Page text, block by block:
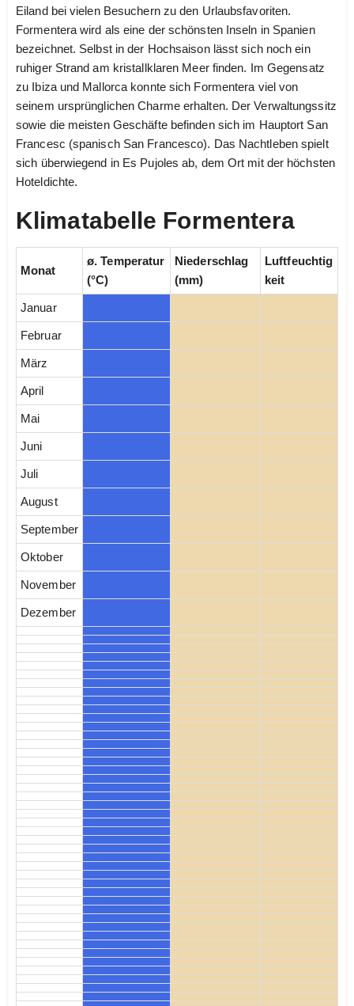
Eiland bei vielen Besuchern zu den Urlaubsfavoriten.
Formentera wird als eine der schönsten Inseln in Spanien
bezeichnet. Selbst in der Hochsaison lässt sich noch ein
ruhiger Strand am kristallklaren Meer finden. Im Gegensatz
zu Ibiza und Mallorca konnte sich Formentera viel von
seinem ursprünglichen Charme erhalten. Der Verwaltungssitz
sowie die meisten Geschäfte befinden sich im Hauptort San
Francesc (spanisch San Francesco). Das Nachtleben spielt
sich überwiegend in Es Pujoles ab, dem Ort mit der höchsten
Hoteldichte.
Klimatabelle Formentera
Monat
ø. Temperatur
(°C)
Niederschlag
(mm)
Luftfeuchtig
keit
Januar
Februar
März
April
Mai
Juni
Juli
August
September
Oktober
November
Dezember